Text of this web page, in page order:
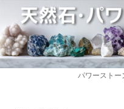
パワーストー